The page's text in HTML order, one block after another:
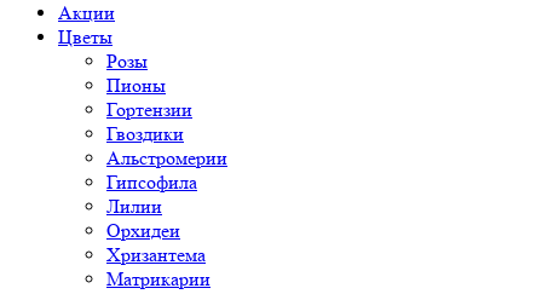
Акции
Цветы
Розы
Пионы
Гортензии
Гвоздики
Альстромерии
Гипсофила
Лилии
Орхидеи
Хризантема
Матрикарии